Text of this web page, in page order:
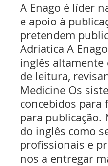
A Enago é líder
e apoio à
pretendem
Adriatica A
inglês altamente
de leitura,
Medicine Os
concebidos para
para publicação.
do inglês como
profissionais e
nos a entregar